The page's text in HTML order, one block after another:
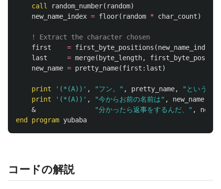
call
random_number( random)
new_name_index = floor( random * char_count)
! Extract the character chosen
first
= first_byte_positions (new_name_index
last
= merge( byte_length,
new_name = pretty_name(first : last)
print '(*(A))' , "フン。" , pretty_name,
"というの
print
'(*(A))' , "今からお前の名前は" , new_name
&
"分かったら返事をするんだ、" ,
end
program yubaba
コードの解説